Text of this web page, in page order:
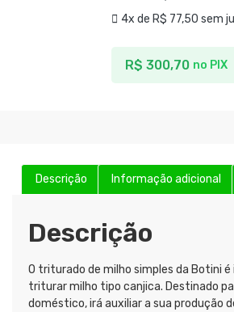
4x de R$ 77,50 sem
R$ 300,70 no PIX
Descrição Informação adicional
Descrição
O triturado de milho simples da Botini é
triturar milho tipo canjica. Destinado
doméstico, irá auxiliar a sua produção